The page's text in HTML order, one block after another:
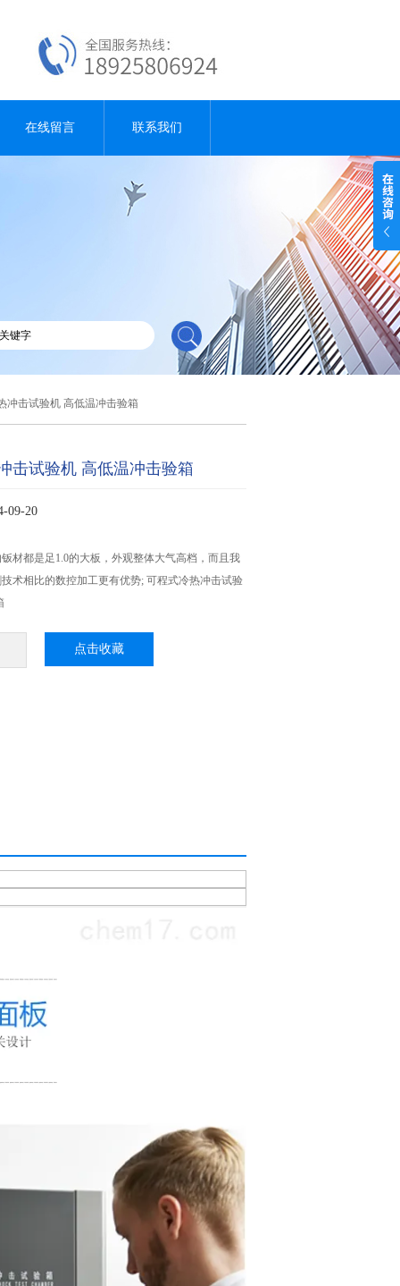
在线留言 联系我们
冲击试验机 高低温冲击验箱
击试验机 高低温冲击验箱
09-20
材都是足1.0的大板，外观整体大气高档，而且我
术相比的数控加工更有优势; 可程式冷热冲击试验
点击收藏